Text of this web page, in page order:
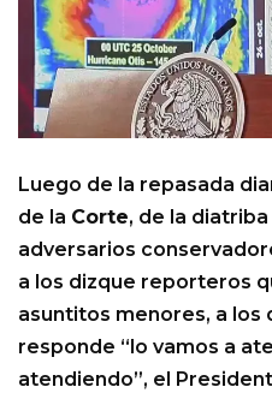
Luego de la repasada
de la Corte, de la
adversarios
a los dizque reporteros
asuntitos menores, a los
responde “lo vamos a
atendiendo”, el